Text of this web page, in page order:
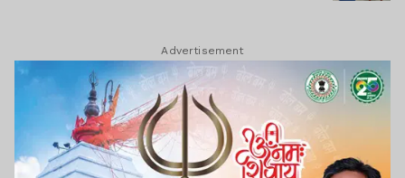
Advertisement